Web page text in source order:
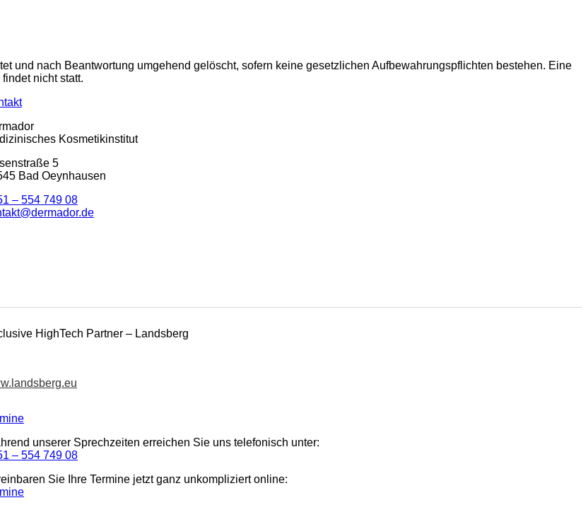
und nach Beantwortung umgehend gelöscht, sofern keine gesetzlichen Aufbewahrungspflichten bestehen. Eine
nicht statt.
Kosmetikinstitut
5
Bad Oeynhausen
– 554 749 08
HighTech Partner – Landsberg
unserer Sprechzeiten erreichen Sie uns telefonisch unter:
– 554 749 08
Sie Ihre Termine jetzt ganz unkompliziert online: